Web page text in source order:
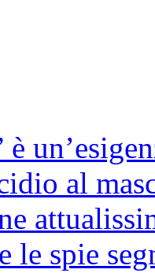
al
le spie